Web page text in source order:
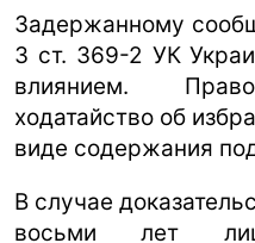
Задержанному
3 ст. 369-2 УК
влиянием.
ходатайство об
виде содержания
В случае
восьми лет